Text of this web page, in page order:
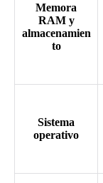
Memora
RAM y
almacenamien
to
Sistema
operativo